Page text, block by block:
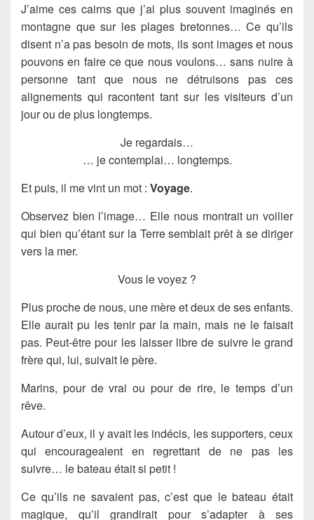
J’aime ces cairns que j’ai plus souvent imaginés en
montagne que sur les plages bretonnes… Ce qu’ils
disent n’a pas besoin de mots, ils sont images et nous
pouvons en faire ce que nous voulons… sans nuire à
personne tant que nous ne détruisons pas ces
alignements qui racontent tant sur les visiteurs d’un
jour ou de plus longtemps.
Je regardais…
… je contemplai… longtemps.
Et puis, il me vint un mot : Voyage.
Observez bien l’image… Elle nous montrait un voilier
qui bien qu’étant sur la Terre semblait prêt à se diriger
vers la mer.
Vous le voyez ?
Plus proche de nous, une mère et deux de ses enfants.
Elle aurait pu les tenir par la main, mais ne le faisait
pas. Peut-être pour les laisser libre de suivre le grand
frère qui, lui, suivait le père.
Marins, pour de vrai ou pour de rire, le temps d’un
rêve.
Autour d’eux, il y avait les indécis, les supporters, ceux
qui encourageaient en regrettant de ne pas les
suivre… le bateau était si petit !
Ce qu’ils ne savaient pas, c’est que le bateau était
magique, qu’il grandirait pour s’adapter à ses